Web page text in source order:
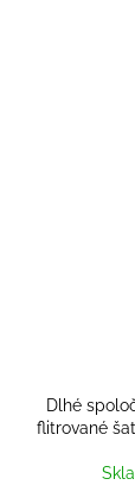
Dlhé
flitrované